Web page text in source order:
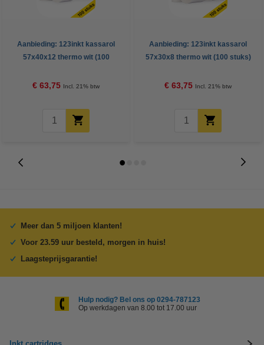
Aanbieding: 123inkt kassarol
57x40x12 thermo wit (100
€ 63,75 Incl. 21% btw
Aanbieding: 123inkt kassarol
57x30x8 thermo wit (100 stuks)
€ 63,75 Incl. 21% btw
Meer dan 5 miljoen klanten!
Voor 23.59 uur besteld, morgen in huis!
Laagsteprijsgarantie!
Hulp nodig? Bel ons op 0294-787123
Op werkdagen van 8.00 tot 17.00 uur